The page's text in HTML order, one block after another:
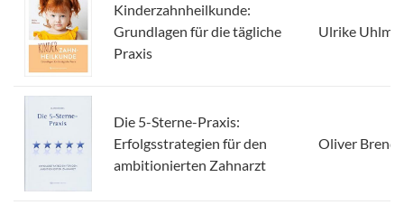
Kinderzahnheilkunde:
Grundlagen für die tägliche
Praxis
Ulrike
Die 5-Sterne-Praxis:
Erfolgsstrategien für den
ambitionierten Zahnarzt
Oliver